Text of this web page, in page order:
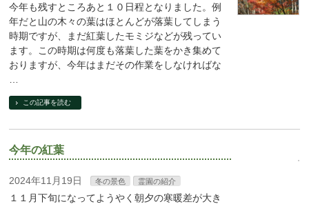
今年も残すところあと１０日程となりました。例
年だと山の木々の葉はほとんどが落葉してしまう
時期ですが、まだ紅葉したモミジなどが残ってい
ます。この時期は何度も落葉した葉をかき集めて
おりますが、今年はまだその作業をしなければな
この記事を読む
今年の紅葉
2024年11月19日 冬の景色 霊園の紹介
１１月下旬になってようやく朝夕の寒暖差が大き